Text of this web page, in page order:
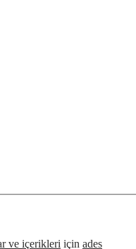
ve içerikleri için ades